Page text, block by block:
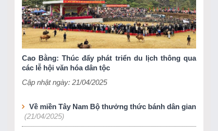
Cao Bằng: Thúc đẩy phát triển du lịch thông qua
các lễ hội văn hóa dân tộc
Cập nhật ngày: 21/04/2025
Về miền Tây Nam Bộ thưởng thức bánh dân gian
(21/04/2025)